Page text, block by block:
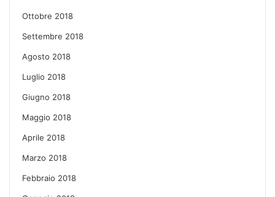
Ottobre 2018
Settembre 2018
Agosto 2018
Luglio 2018
Giugno 2018
Maggio 2018
Aprile 2018
Marzo 2018
Febbraio 2018